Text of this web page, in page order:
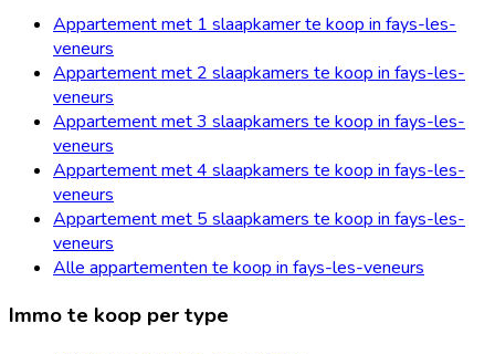
Appartement met 1 slaapkamer te koop in fays-les-
veneurs
Appartement met 2 slaapkamers te koop in fays-les-
veneurs
Appartement met 3 slaapkamers te koop in fays-les-
veneurs
Appartement met 4 slaapkamers te koop in fays-les-
veneurs
Appartement met 5 slaapkamers te koop in fays-les-
veneurs
Alle appartementen te koop in fays-les-veneurs
Immo te koop per type